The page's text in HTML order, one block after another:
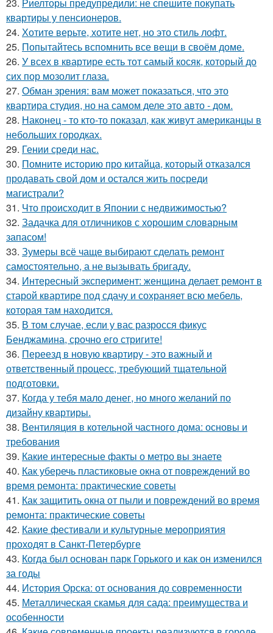
квартиры у пенсионеров.
24. Хотите верьте, хотите нет, но это стиль лофт.
25. Попытайтесь вспомнить все вещи в своём доме.
26. У всех в квартире есть тот самый косяк, который до
сих пор мозолит глаза.
27. Обман зрения: вам может показаться, что это
квартира студия, но на самом деле это авто - дом.
28. Наконец - то кто-то показал, как живут американцы в
небольших городках.
29. Гении среди нас.
30. Помните историю про китайца, который отказался
продавать свой дом и остался жить посреди
магистрали?
31. Что происходит в Японии с недвижимостью?
32. Задачка для отличников с хорошим словарным
запасом!
33. Зумеры всё чаще выбирают сделать ремонт
самостоятельно, а не вызывать бригаду.
34. Интересный эксперимент: женщина делает ремонт в
старой квартире под сдачу и сохраняет всю мебель,
которая там находится.
35. В том случае, если у вас разросся фикус
Бенджамина, срочно его стригите!
36. Переезд в новую квартиру - это важный и
ответственный процесс, требующий тщательной
подготовки.
37. Когда у тебя мало денег, но много желаний по
дизайну квартиры.
38. Вентиляция в котельной частного дома: основы и
требования
39. Какие интересные факты о метро вы знаете
40. Как уберечь пластиковые окна от повреждений во
время ремонта: практические советы
41. Как защитить окна от пыли и повреждений во время
ремонта: практические советы
42. Какие фестивали и культурные мероприятия
проходят в Санкт-Петербурге
43. Когда был основан парк Горького и как он изменился
за годы
44. История Орска: от основания до современности
45. Металлическая скамья для сада: преимущества и
особенности